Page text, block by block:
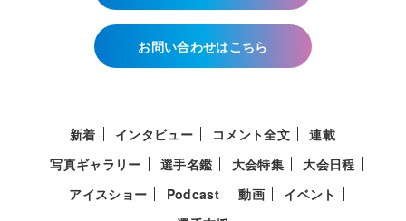
お問い合わせはこちら
新着 インタビュー コメント全文
連載
写真ギャラリー
選手名鑑 大会特集
大会日程
アイスショー
Podcast 動画
イベント